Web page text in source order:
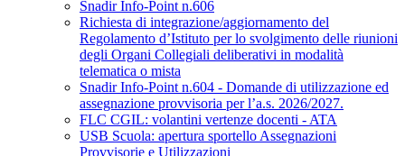
Snadir Info-Point n.606
Richiesta di integrazione/aggiornamento del
Regolamento d’Istituto per lo svolgimento delle riunioni
degli Organi Collegiali deliberativi in modalità
telematica o mista
Snadir Info-Point n.604 - Domande di utilizzazione ed
assegnazione provvisoria per l’a.s. 2026/2027.
FLC CGIL: volantini vertenze docenti - ATA
USB Scuola: apertura sportello Assegnazioni
Provvisorie e Utilizzazioni